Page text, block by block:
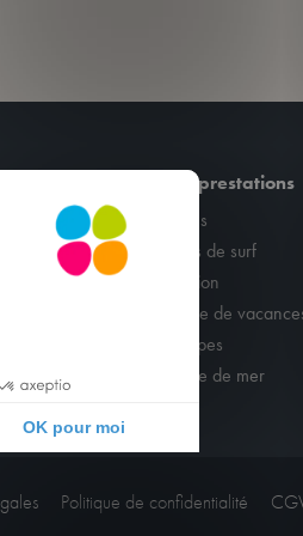
Nos prestations
Stages
Cours de surf
Location
Centre de
Groupes
Classe de mer
Politique de confidentialité
OK pour moi
: Personnalisez